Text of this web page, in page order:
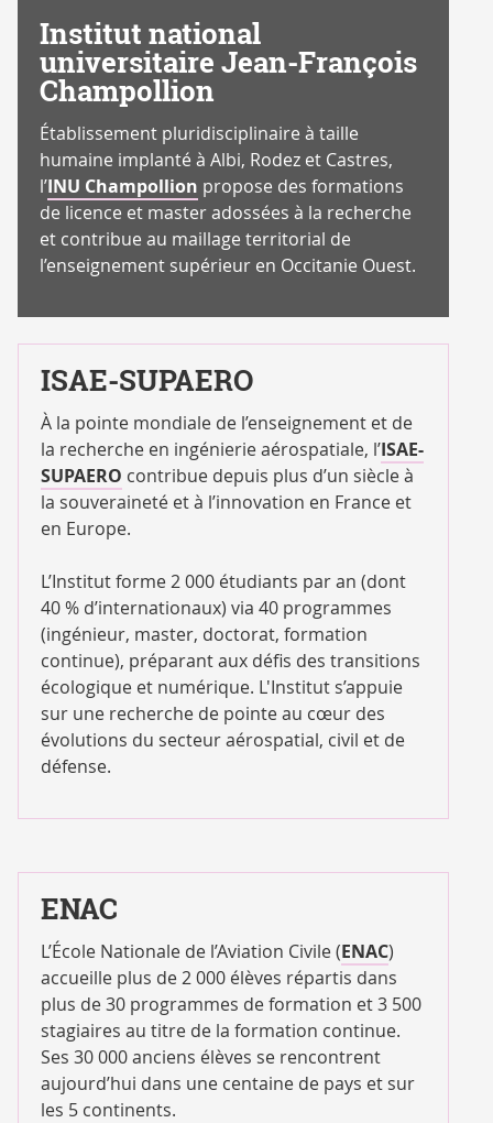
Institut national
universitaire Jean-François
Champollion
Établissement pluridisciplinaire à taille
humaine implanté à Albi, Rodez et Castres,
l’INU Champollion propose des formations
de licence et master adossées à la recherche
et contribue au maillage territorial de
l’enseignement supérieur en Occitanie Ouest.
ISAE-SUPAERO
À la pointe mondiale de l’enseignement et de
la recherche en ingénierie aérospatiale, l’ISAE-
SUPAERO contribue depuis plus d’un siècle à
la souveraineté et à l’innovation en France et
en Europe.
L’Institut forme 2 000 étudiants par an (dont
40 % d’internationaux) via 40 programmes
(ingénieur, master, doctorat, formation
continue), préparant aux défis des transitions
écologique et numérique. L'Institut s’appuie
sur une recherche de pointe au cœur des
évolutions du secteur aérospatial, civil et de
défense.
ENAC
L’École Nationale de l’Aviation Civile (ENAC)
accueille plus de 2 000 élèves répartis dans
plus de 30 programmes de formation et 3 500
stagiaires au titre de la formation continue.
Ses 30 000 anciens élèves se rencontrent
aujourd’hui dans une centaine de pays et sur
les 5 continents.